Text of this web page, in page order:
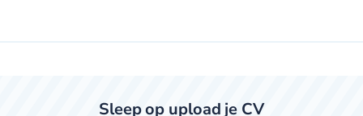
Sleep op upload je CV